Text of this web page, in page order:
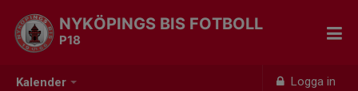
Kalender Logga in
NYKÖPINGS BIS FOTBOLL
P18